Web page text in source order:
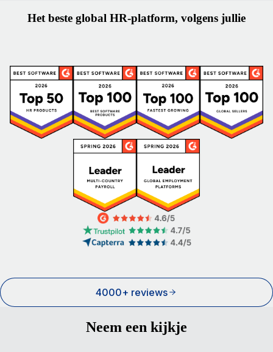
Het beste global HR-platform, volgens jullie
4000+ reviews
Neem een kijkje